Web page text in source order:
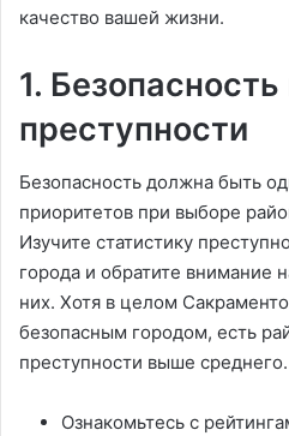
качество вашей жизни.
1.
преступности
Безопасность должна быть
приоритетов при выборе
Изучите статистику
города и обратите внимание
них. Хотя в целом
безопасным городом, есть
преступности выше среднего.
Ознакомьтесь с